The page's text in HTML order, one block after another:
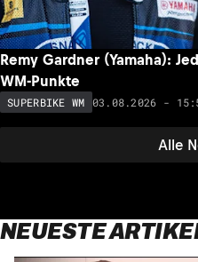
Alle
Remy Gardner (Yamaha):
WM-Punkte
SUPERBIKE WM 03.08.2026 -
NEUESTE